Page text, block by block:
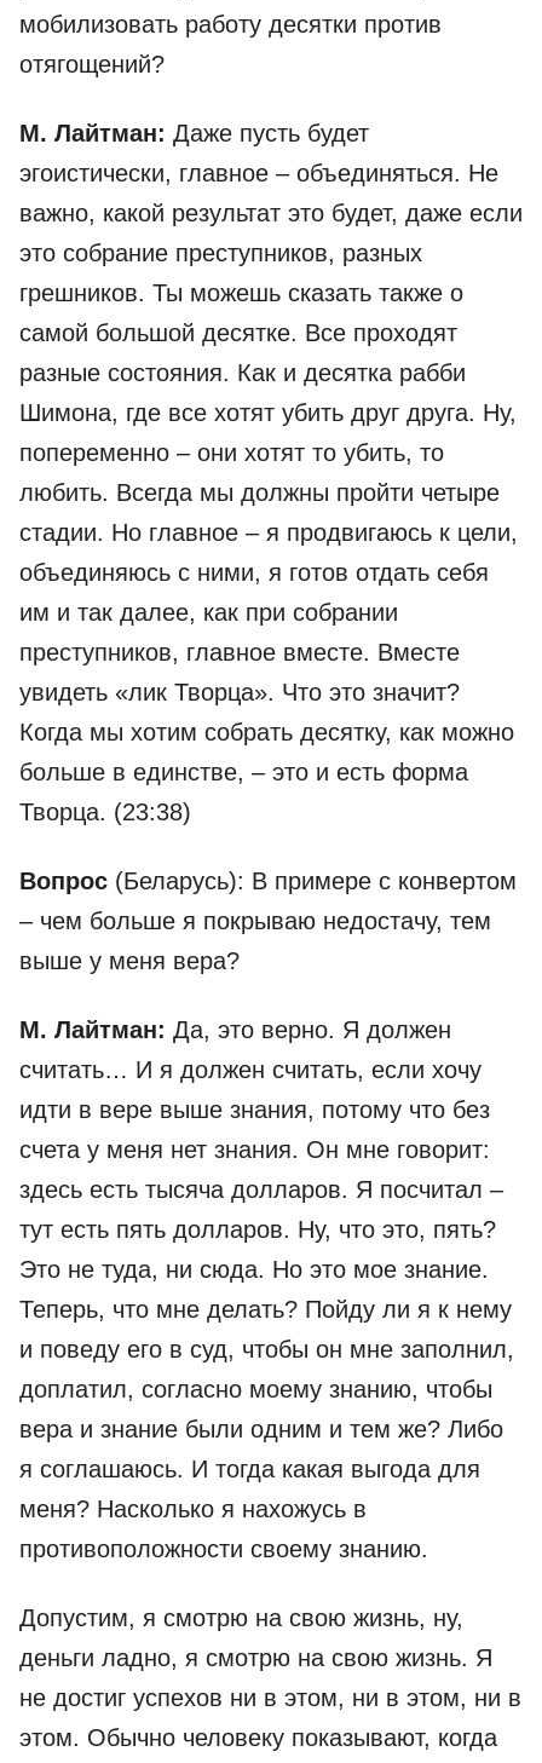
мобилизовать работу десятки против
отягощений?
М. Лайтман: Даже пусть будет
эгоистически, главное – объединяться. Не
важно, какой результат это будет, даже если
это собрание преступников, разных
грешников. Ты можешь сказать также о
самой большой десятке. Все проходят
разные состояния. Как и десятка рабби
Шимона, где все хотят убить друг друга. Ну,
попеременно – они хотят то убить, то
любить. Всегда мы должны пройти четыре
стадии. Но главное – я продвигаюсь к цели,
объединяюсь с ними, я готов отдать себя
им и так далее, как при собрании
преступников, главное вместе. Вместе
увидеть «лик Творца». Что это значит?
Когда мы хотим собрать десятку, как можно
больше в единстве, – это и есть форма
Творца. (23:38)
Вопрос (Беларусь): В примере с конвертом
– чем больше я покрываю недостачу, тем
выше у меня вера?
М. Лайтман: Да, это верно. Я должен
считать… И я должен считать, если хочу
идти в вере выше знания, потому что без
счета у меня нет знания. Он мне говорит:
здесь есть тысяча долларов. Я посчитал –
тут есть пять долларов. Ну, что это, пять?
Это не туда, ни сюда. Но это мое знание.
Теперь, что мне делать? Пойду ли я к нему
и поведу его в суд, чтобы он мне заполнил,
доплатил, согласно моему знанию, чтобы
вера и знание были одним и тем же? Либо
я соглашаюсь. И тогда какая выгода для
меня? Насколько я нахожусь в
противоположности своему знанию.
Допустим, я смотрю на свою жизнь, ну,
деньги ладно, я смотрю на свою жизнь. Я
не достиг успехов ни в этом, ни в этом, ни в
этом. Обычно человеку показывают, когда